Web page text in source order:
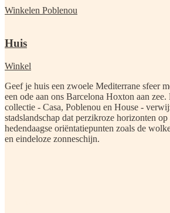
Winkelen Poblenou
Huis
Winkel
Geef je huis een zwoele Mediterrane sfeer
een ode aan ons Barcelona Hoxton aan
collectie - Casa, Poblenou en House -
stadslandschap dat perzikroze horizonten
hedendaagse oriëntatiepunten zoals de
en eindeloze zonneschijn.